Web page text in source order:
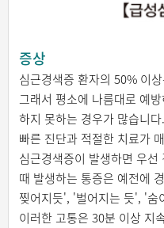
증상
심근경색증 환자의 50% 이
그래서 평소에 나름대로 예
하지 못하는 경우가 많습니
빠른 진단과 적절한 치료가
심근경색증이 발생하면 우
때 발생하는 통증은 예전에
찢어지듯', '벌어지는 듯', '숨
이러한 고통은 30분 이상 지